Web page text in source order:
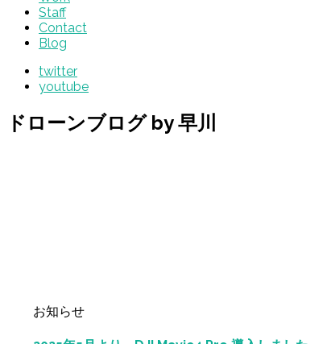
Staff
Contact
Blog
twitter
youtube
ドローンブログ by 早川
お知らせ